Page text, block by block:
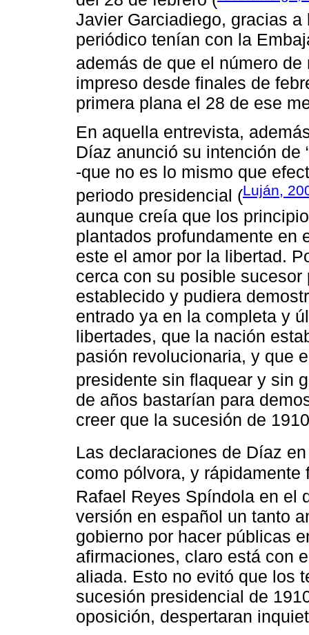
Javier Garciadiego, gracias
periódico tenían con la
además de que el número
impreso desde finales de
primera plana el 28 de ese
En aquella entrevista,
Díaz anunció su intención de
-que no es lo mismo que
periodo presidencial (Luján,
aunque creía que los
plantados profundamente en
este el amor por la libertad.
cerca con su posible
establecido y pudiera
entrado ya en la completa y
libertades, que la nación
pasión revolucionaria, y que
presidente sin flaquear y sin
de años bastarían para
creer que la sucesión de
Las declaraciones de Díaz
como pólvora, y
Rafael Reyes Spíndola en el
versión en español un tanto
gobierno por hacer públicas
afirmaciones, claro está con
aliada. Esto no evitó que los
sucesión presidencial de
oposición, despertaran